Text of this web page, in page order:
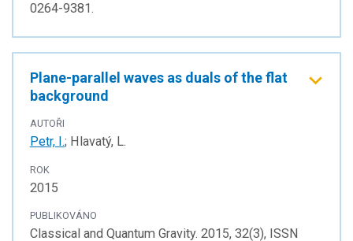
0264-9381.
Plane-parallel waves as duals of the flat
background
AUTOŘI
Petr, I.; Hlavatý, L.
ROK
2015
PUBLIKOVÁNO
Classical and Quantum Gravity. 2015, 32(3), ISSN